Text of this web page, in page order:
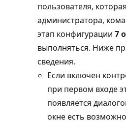
пользователя,
администратора,
этап конфигурации 7
выполняться. Ниже
сведения.
Если включен
при первом входе
появляется
окне есть